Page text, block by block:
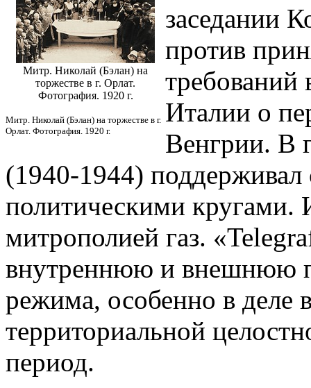
Митр. Николай (Бэлан) на
торжестве в г. Орлат.
Фотография. 1920 г.
Митр. Николай (Бэлан) на торжестве в г.
Орлат. Фотография. 1920 г.
заседании
против
требований
Италии о
Венгрии. В
(1940-1944) поддерживал
политическими кругами.
митрополией газ.
внутреннюю и внешнюю
режима, особенно в деле
территориальной
период.